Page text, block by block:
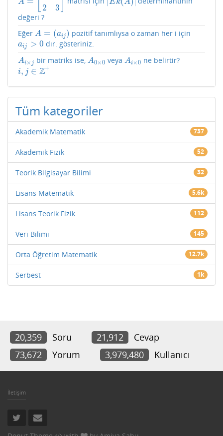
A
2
3
Ek A
değeri ?
Eğer A = (aij)
A= (ai ) pozitif tanımlıysa o zaman her i için
aij > 0
aij> 0 dır. gösteriniz.
Ai× j
Ai×j bir matriks ise,A0×0
A0×0 veyaAi×0
Ai×0 ne belirtir?
i, j ∈ Z+
i,j ∈ Z+
Tüm kategoriler
Akademik Matematik 737
Akademik Fizik 52
Teorik Bilgisayar Bilimi 32
Lisans Matematik 5.6k
Lisans Teorik Fizik 112
Veri Bilimi 145
Orta Öğretim Matematik 12.7k
Serbest 1k
20,359 Soru 21,912
Cevap
73,672
Yorum 3,979,480 Kullanıcı
İletişim